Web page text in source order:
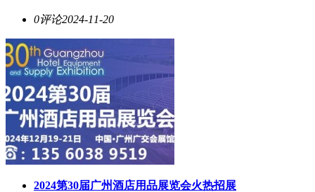
0评论2024-11-20
2024第30届广州酒店用品展览会火热招展